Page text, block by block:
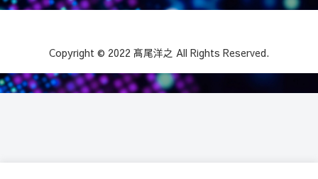
Copyright © 2022 髙尾洋之 All Rights Reserved.